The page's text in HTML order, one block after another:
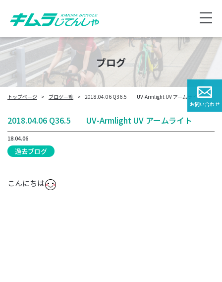
ブログ
トップページ ブログ一覧 2018.04.06 Q36.5 UV-Armlight UV アームライト
2018.04.06 Q36.5 UV-Armlight UV アームライト
18.04.06
過去ブログ
こんにちは
お問い合わせ